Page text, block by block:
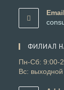
в
ФИЛИАЛ
Пн-Сб: 9:00-
Вс: выходной